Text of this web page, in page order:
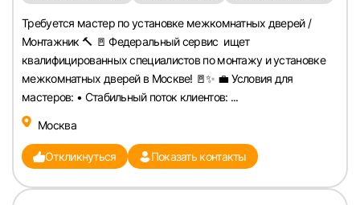
Требуется мастер по установке межкомнатных дверей /
Монтажник 🔨 🚪 Федеральный сервис ищет
квалифицированных специалистов по монтажу и установке
межкомнатных дверей в Москве! 🚪✨ 💼 Условия для
мастеров: • Стабильный поток клиентов: ...
Москва
Откликнуться Показать контакты